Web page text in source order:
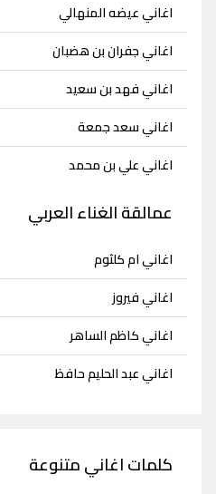
اغاني عيضه المنهالي
اغاني جفران بن هضبان
اغاني فهد بن سعيد
اغاني سعد جمعة
اغاني علي بن محمد
عمالقة الغناء العربي
اغاني ام كلثوم
اغاني فيروز
اغاني كاظم الساهر
اغاني عبد الحليم حافظ
كلمات اغاني متنوعة